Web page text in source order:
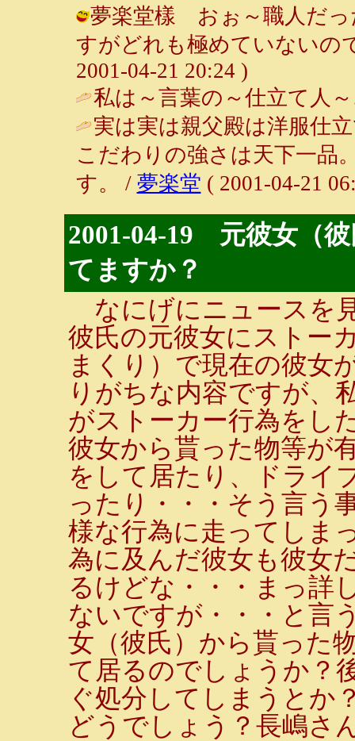
夢楽堂樣 おぉ～職人だっ
すがどれも極めていないの
2001-04-21 20:24 )
私は～言葉の～仕立て
実は実は親父殿は洋服仕
こだわりの強さは天下一品
す。 / 夢楽堂 ( 2001-04-21
2001-04-19 元彼女（
てますか？
なにげにニュースを
彼氏の元彼女にストー
まくり）で現在の彼女
りがちな内容ですが、
がストーカー行為をし
彼女から貰った物等が
をして居たり、ドライ
ったり・・・そう言う
様な行為に走ってしま
為に及んだ彼女も彼女
るけどな・・・まっ詳
ないですが・・・と言
女（彼氏）から貰った
て居るのでしょうか？
ぐ処分してしまうとか
どうでしょう？長嶋さ